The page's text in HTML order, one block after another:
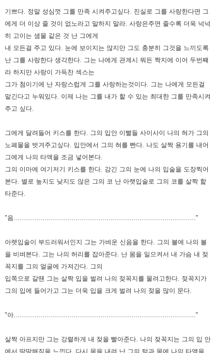
기쁘다. 정말 성심껏 그를 만족 시켜주고싶다. 진실로 그를 사랑한다면 그
에게 더 이상 줄 것이 없노라고 말하지 말라. 사랑은주면 줄수록 더욱 넉넉
히 고이는 샘물 같은 것 난 그에게
내 모든걸 주고 있다. 눈에 보이지는 않지만 그도 충분히 그것을 느끼도록
난 그를 사랑한다 생각한다.
그는 나에게 관계시 뭐든 짝지에 이어 두번째
라 하지만 사랑이 가득찬 섹스는
그가 첨이기에 난 자랑스럽게 그를 사랑하는것이다.
그는 나에게 모든걸
맡긴다고 누워있다. 이제 나는 그를 내가 할 수 있는 최대한 그를 만족시켜
주고 싶다.
그에게 달려들어 키스를 한다. 그의 입안 이빨들 사이사이 나의 혀가 그의
노폐물을 벗겨주고싶다. 입안에서 그의 혀를 빤다. 나도 살짝 용기를 내어
그에게 나의 타액을 조금 넣어본다.
그의 이마에 여기저기 키스를 한다. 감긴 그의 눈에 나의 입술을 도장찍어
본다. 별로 높지도 낮지도 않은 그의 코 난 아랫입술로 그의 코를 살짝 핥
타준다.
"음.............................................................................................."
아랫입술이 부드러워서인지 그는 가벼운 신음을 한다.
그의 볼에 나의 볼
을 비벼본다. 그는 나의 허리를 잡아준다. 난 몸을 일으켜서 내 가슴 내 젖
꼭지를 그의 얼굴에 가져간다.
그의
입쪽으로 갈땐 그는 살짝 입을 벌려 나의 젖꼭지를 물려고한다. 젖꼭지가
그의 입에 들어가고 그는 더욱 입을 크게 벌려 나의 젖을 많이 문다.
"아.............................................................................................."
살짝 아프지만 그는 강렬하게 내 젖을 빨아준다. 나의 젖꼭지는 그의 입 안
에서 딱딱해짐을 느낀다. 다시 몸을 내려 난 그의 턱과 목에 나의 타액을